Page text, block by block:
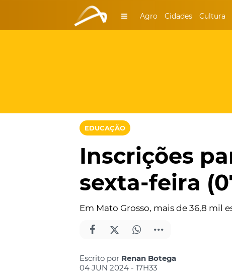
Agro Cidades Cultura
EDUCAÇÃO
Inscrições
sexta-feira
Em Mato Grosso, mais de 36,8 mil
Escrito por Renan Botega
04 JUN 2024 - 17H33